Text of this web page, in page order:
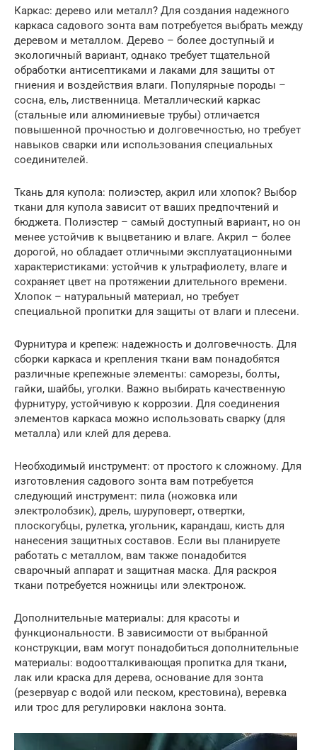
Каркас: дерево или металл? Для создания надежного
каркаса садового зонта вам потребуется выбрать между
деревом и металлом. Дерево – более доступный и
экологичный вариант, однако требует тщательной
обработки антисептиками и лаками для защиты от
гниения и воздействия влаги. Популярные породы –
сосна, ель, лиственница. Металлический каркас
(стальные или алюминиевые трубы) отличается
повышенной прочностью и долговечностью, но требует
навыков сварки или использования специальных
соединителей.
Ткань для купола: полиэстер, акрил или хлопок? Выбор
ткани для купола зависит от ваших предпочтений и
бюджета. Полиэстер – самый доступный вариант, но он
менее устойчив к выцветанию и влаге. Акрил – более
дорогой, но обладает отличными эксплуатационными
характеристиками: устойчив к ультрафиолету, влаге и
сохраняет цвет на протяжении длительного времени.
Хлопок – натуральный материал, но требует
специальной пропитки для защиты от влаги и плесени.
Фурнитура и крепеж: надежность и долговечность. Для
сборки каркаса и крепления ткани вам понадобятся
различные крепежные элементы: саморезы, болты,
гайки, шайбы, уголки. Важно выбирать качественную
фурнитуру, устойчивую к коррозии. Для соединения
элементов каркаса можно использовать сварку (для
металла) или клей для дерева.
Необходимый инструмент: от простого к сложному. Для
изготовления садового зонта вам потребуется
следующий инструмент: пила (ножовка или
электролобзик), дрель, шуруповерт, отвертки,
плоскогубцы, рулетка, угольник, карандаш, кисть для
нанесения защитных составов. Если вы планируете
работать с металлом, вам также понадобится
сварочный аппарат и защитная маска. Для раскроя
ткани потребуется ножницы или электронож.
Дополнительные материалы: для красоты и
функциональности. В зависимости от выбранной
конструкции, вам могут понадобиться дополнительные
материалы: водоотталкивающая пропитка для ткани,
лак или краска для дерева, основание для зонта
(резервуар с водой или песком, крестовина), веревка
или трос для регулировки наклона зонта.